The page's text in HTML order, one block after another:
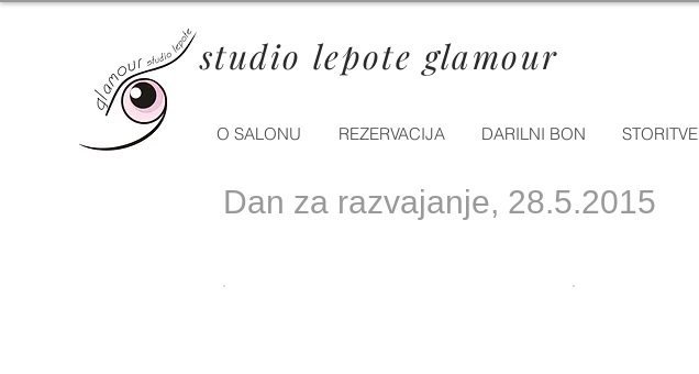
studio lepote glamour
O SALONU REZERVACIJA DARILNI BON STORITVE
Dan za razvajanje, 28.5.2015